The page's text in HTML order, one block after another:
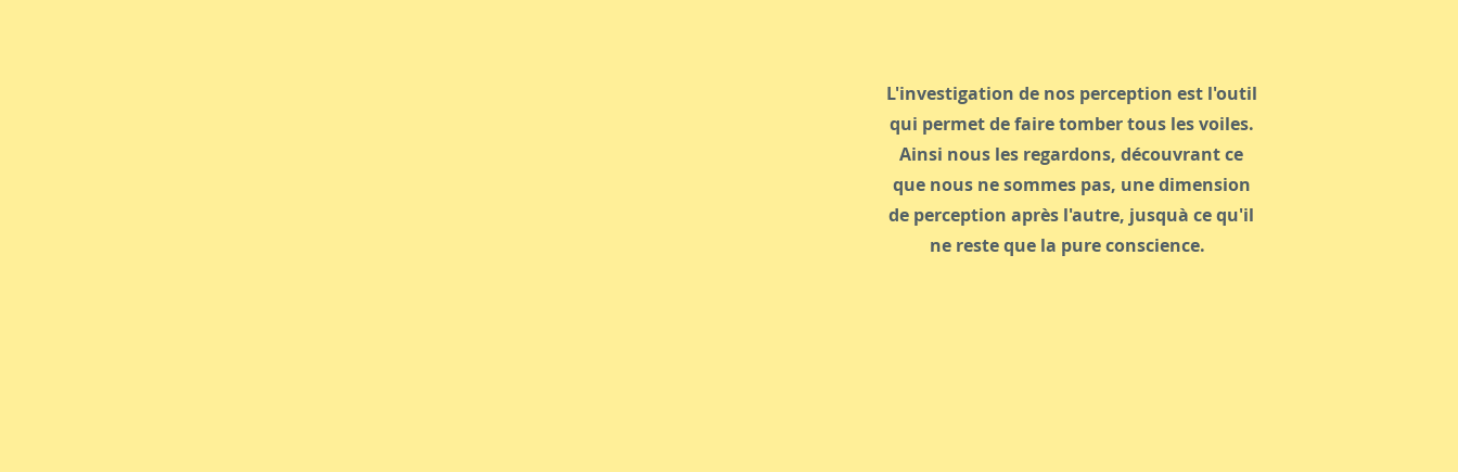
L'investigation de nos perception est l'outil
qui permet de faire tomber tous les voiles.
Ainsi nous les regardons, découvrant ce
que nous ne sommes pas, une dimension
de perception après l'autre, jusquà ce qu'il
ne reste que la pure conscience.